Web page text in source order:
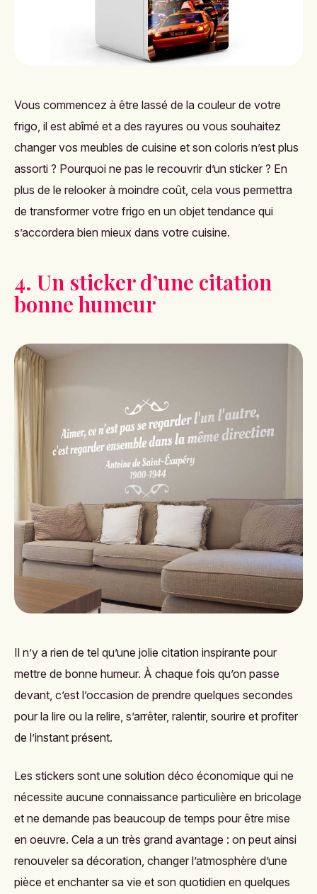
Vous commencez à être lassé de la couleur de votre
frigo, il est abîmé et a des rayures ou vous souhaitez
changer vos meubles de cuisine et son coloris n’est plus
assorti ? Pourquoi ne pas le recouvrir d’un sticker ? En
plus de le relooker à moindre coût , cela vous permettra
de transformer votre frigo en un objet tendance qui
s’accordera bien mieux dans votre cuisine.
4. Un sticker d’une citation
bonne humeur
Il n’y a rien de tel qu’une jolie citation inspirante pour
mettre de bonne humeur. À chaque fois qu’on passe
devant, c’est l’occasion de prendre quelques secondes
pour la lire ou la relire, s’arrêter, ralentir, sourire et profiter
de l’instant présent.
Les stickers sont une solution déco économique qui ne
nécessite aucune connaissance particulière en bricolage
et ne demande pas beaucoup de temps pour être mise
en oeuvre. Cela a un très grand avantage : on peut ainsi
renouveler sa décoration, changer l’atmosphère d’une
pièce et enchanter sa vie et son quotidien en quelques